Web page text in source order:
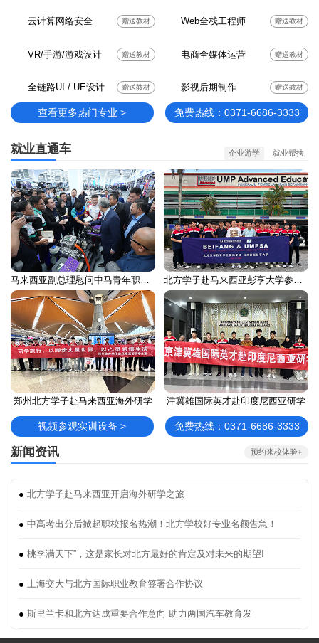
云计算网络安全 赠送教材 Web全栈工程师 赠送教材
VR/手游/游戏设计 赠送教材 电商全媒体运营 赠送教材
全链路UI / UE设计 赠送教材 影视后期制作 赠送教材
查看更多热门专业 > 免费热线：0371-6686-3333
就业直通车 企业游学 就业帮扶
郑州北方学子赴马来西亚海外研学 津冀雄国际英才赴印度尼西亚研学
视频参观实训设备 > 免费热线：0371-6686-3333
新闻资讯 预约来校体验+
● 北方学子赴马来西亚开启海外研学之旅
● 中高考出分后掀起职校报名热潮！北方学校好专业名额告急！
● 桃李满天下”，这是家长对北方最好的肯定及对未来的期望!
● 上海交大与北方国际职业教育签署合作协议
● 斯里兰卡和北方达成重要合作意向 助力两国汽车教育发